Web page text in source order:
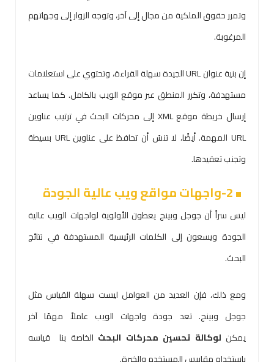
وتمرر حقوق الملكية من مجال إلى آخر، وتوجه الزوار إلى وجهاتهم
المرغوبة.
إن بنية عنوان URL الجيدة سهلة القراءة، وتحتوي على استعلامات
مستهدفة، وتكرر المنطق عبر موقع الويب بالكامل. كما يساعد
إرسال خريطة موقع XML إلى محركات البحث في ترتيب عناوين
URL المهمة. أيضًا، لا تنسَ أن تحافظ على عناوين URL بسيطة
وتجنب تعقيدها.
2-واجهات مواقع ويب عالية الجودة
ليس سراً أن جوجل وبينج يعطون الأولوية لواجهات الويب عالية
الجودة ويسعون إلى الكلمات الرئيسية المستهدفة في نتائج
البحث.
ومع ذلك، فإن العديد من العوامل ليست سهلة القياس مثل
جوجل وبينج. تعد جودة واجهات الويب عاملاً مهمًا آخر
يمكن لوكالة تحسين محركات البحث الخاصة بنا قياسه